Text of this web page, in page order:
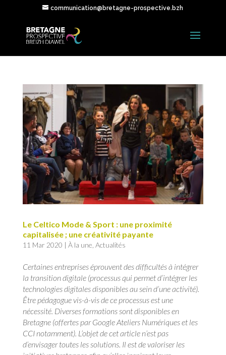
communication@bretagne-prospective.bzh
Le Celtico Mode & Sport : une proximité
capitalisée ; une créativité payante
11 Mar 2020 | À la une Actualités
Certaines entreprises éprouvent des difficultés à intégrer
la transition digitale (processus qui permet d’intégrer les
technologies digitales disponibles au sein d’une activité).
Être pédagogue vis-à-vis de ce processus est une
nécessité. Diverses formations sont disponibles en
Bretagne (offertes par Google Ateliers Numériques et les
CCI notamment). L’objet de cet article n’est pas
d’envisager toutes les solutions. Il est de valoriser les